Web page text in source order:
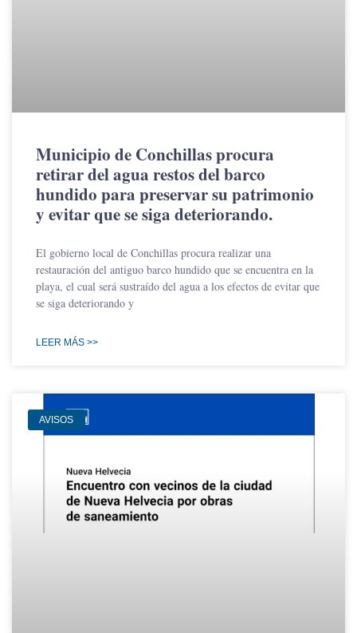
Municipio de Conchillas procura
retirar del agua restos del barco
hundido para preservar su patrimonio
y evitar que se siga deteriorando.
El gobierno local de Conchillas procura realizar una
restauración del antiguo barco hundido que se encuentra en la
playa, el cual será sustraído del agua a los efectos de evitar que
se siga deteriorando y
LEER MÁS >>
AVISOS